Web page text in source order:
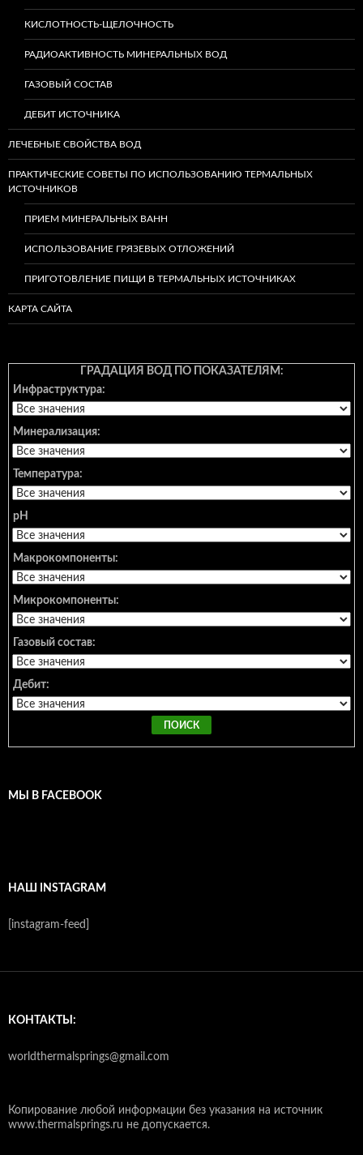
КИСЛОТНОСТЬ-ЩЕЛОЧНОСТЬ
РАДИОАКТИВНОСТЬ МИНЕРАЛЬНЫХ ВОД
ГАЗОВЫЙ СОСТАВ
ДЕБИТ ИСТОЧНИКА
ЛЕЧЕБНЫЕ СВОЙСТВА ВОД
ПРАКТИЧЕСКИЕ СОВЕТЫ ПО ИСПОЛЬЗОВАНИЮ ТЕРМАЛЬНЫХ
ИСТОЧНИКОВ
ПРИЕМ МИНЕРАЛЬНЫХ ВАНН
ИСПОЛЬЗОВАНИЕ ГРЯЗЕВЫХ ОТЛОЖЕНИЙ
ПРИГОТОВЛЕНИЕ ПИЩИ В ТЕРМАЛЬНЫХ ИСТОЧНИКАХ
КАРТА САЙТА
ГРАДАЦИЯ ВОД ПО ПОКАЗАТЕЛЯМ:
Инфраструктура:
Минерализация:
Температура:
pH
Макрокомпоненты:
Микрокомпоненты:
Газовый состав:
Дебит:
МЫ В FACEBOOK
НАШ INSTAGRAM
[instagram-feed]
КОНТАКТЫ:
worldthermalsprings@gmail.com
Копирование любой информации без указания на источник
www.thermalsprings.ru не допускается.